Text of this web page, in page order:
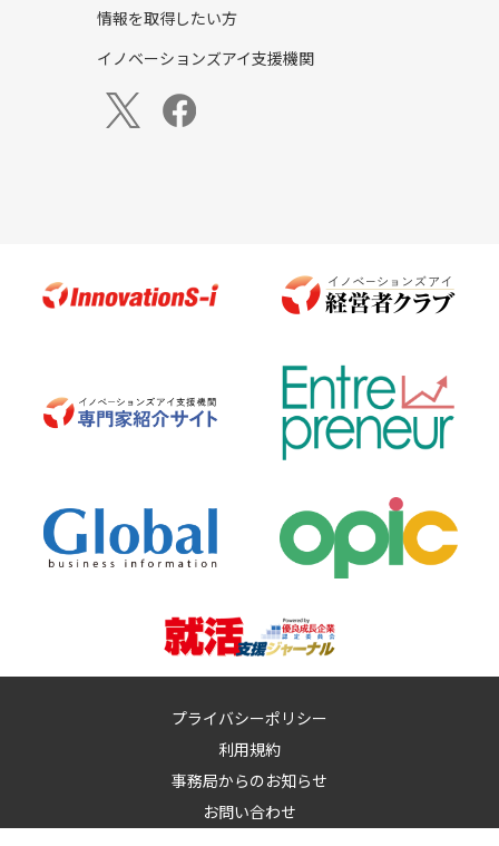
情報を取得したい方
イノベーションズアイ支援機関
プライバシーポリシー
利用規約
事務局からのお知らせ
お問い合わせ